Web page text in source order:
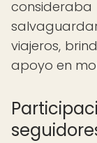
viajeros,
apoyo en